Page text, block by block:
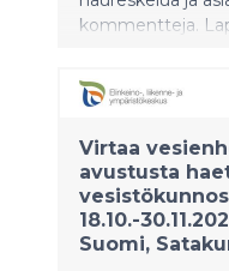
kommentteja.
lapsettomuus on
miehelle. Miehen
erilaisia
Paneelissa ovat
Niko Uusi-Simola,
Tuomas Keski-
Virtaa
avustusta
18.10.-
Suomi,